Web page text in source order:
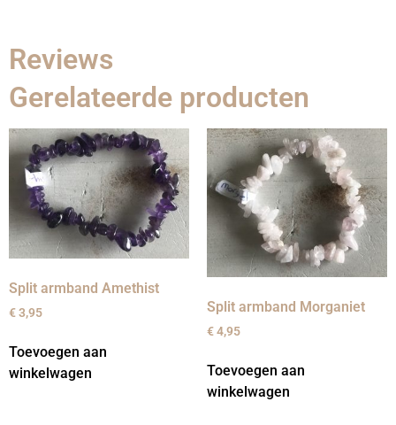
Reviews
Gerelateerde producten
Split armband Amethist
€3,95
Toevoegen aan
winkelwagen
Split armband Morganiet
€4,95
Toevoegen aan
winkelwagen